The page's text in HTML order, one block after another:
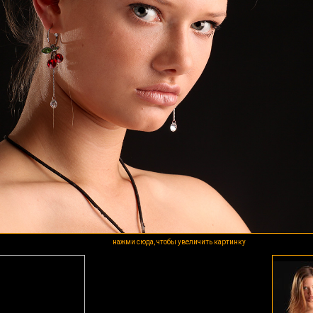
нажми сюда, чтобы увеличить картинку